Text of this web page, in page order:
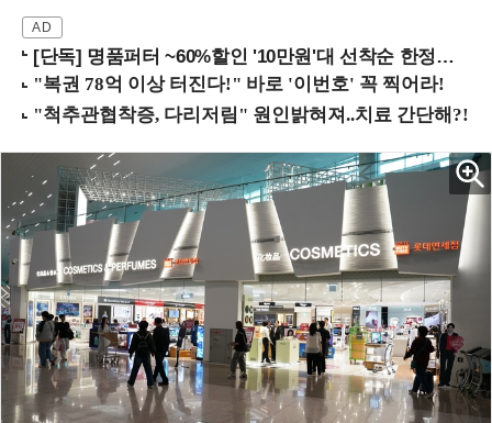
[단독] 명품퍼터 ~60%할인 '10만원'대 선착순 한정판매!